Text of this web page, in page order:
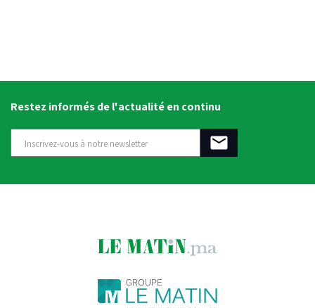
Restez informés de l'actualité en continu